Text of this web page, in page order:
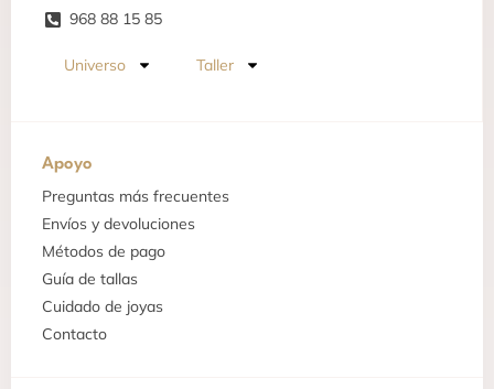
968 88 15 85
Universo Taller
Apoyo
Preguntas más frecuentes
Envíos y devoluciones
Métodos de pago
Guía de tallas
Cuidado de joyas
Contacto